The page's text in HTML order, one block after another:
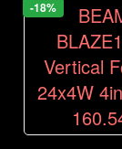
-18%